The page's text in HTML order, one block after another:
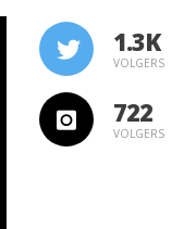
1.3K
VOLGERS
722
VOLGERS